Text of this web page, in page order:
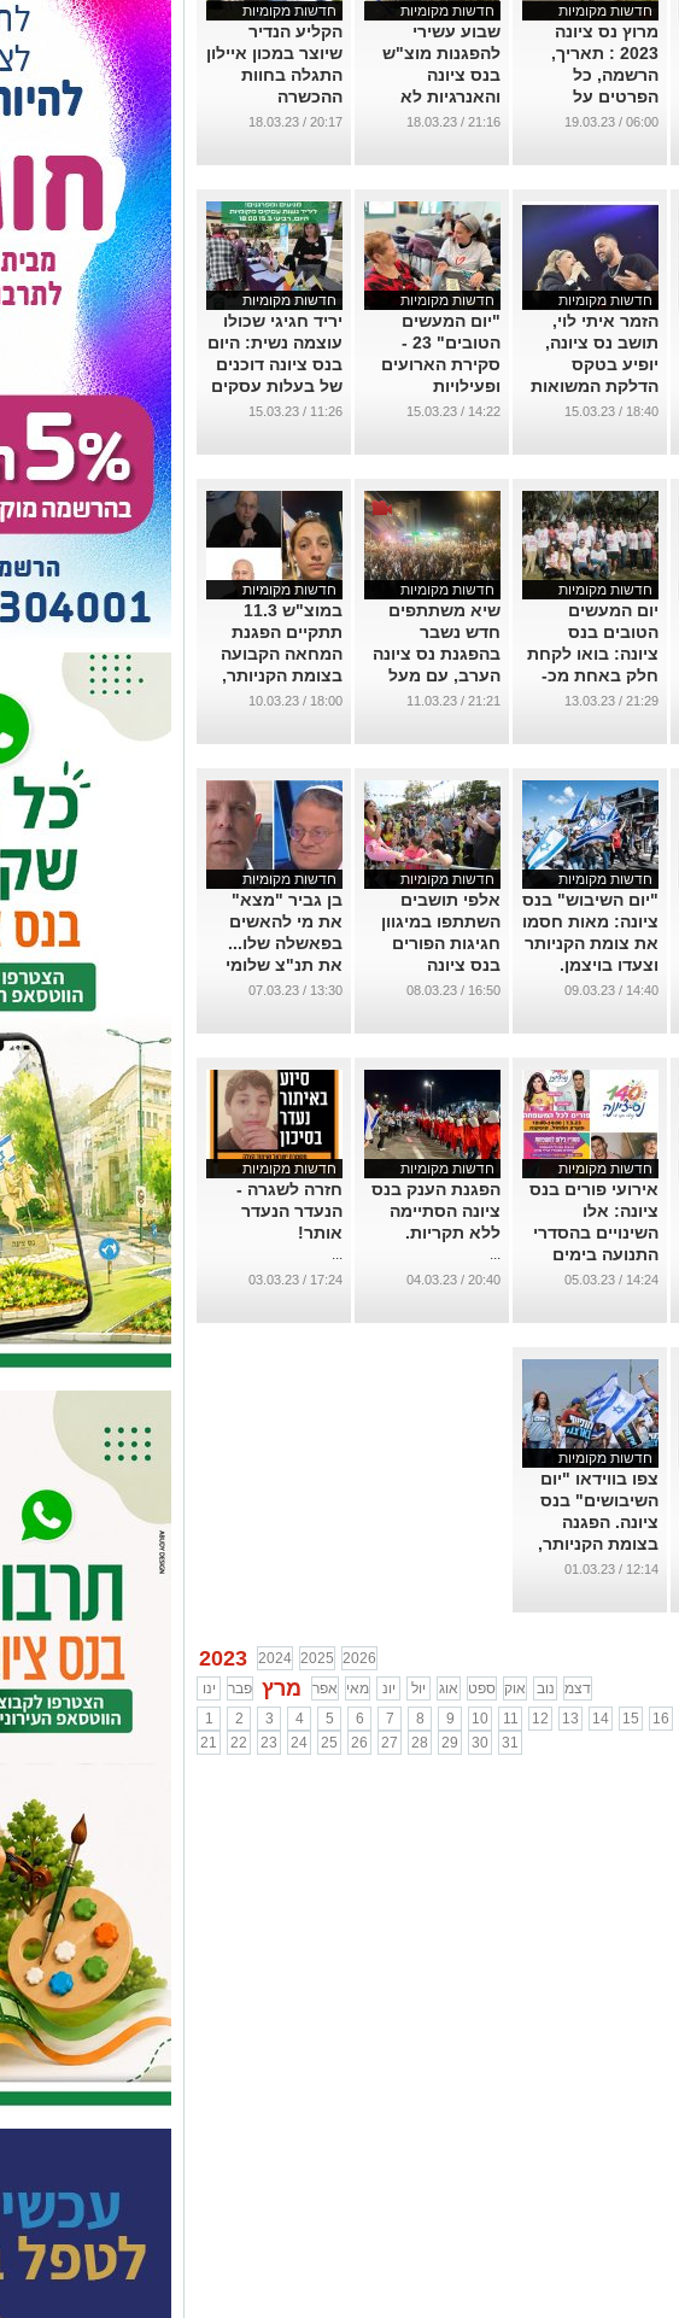
חדשות מקומיות
מרוץ נס ציונה
2023 : תאריך,
הרשמה, כל
הפרטים על
המרוץ ע"ש תא"ל
ז"ל
06:00 / 19.03.23
חדשות מקומיות
שבוע עשירי
להפגנות מוצ"ש
בנס ציונה
והאנרגיות לא
נגמרות, להיפך !
21:16 / 18.03.23
חדשות מקומיות
הקליע הנדיר
שיוצר במכון איילון
התגלה בחוות
ההכשרה
בירושלים
20:17 / 18.03.23
חדשות מקומיות
הזמר איתי לוי,
תושב נס ציונה,
יופיע בטקס
הדלקת המשואות
בפתיחת אירועי
ישראל
18:40 / 15.03.23
חדשות מקומיות
"יום המעשים
הטובים" 23 -
סקירת הארועים
ופעילויות
ההתנדבות בנס
...
14:22 / 15.03.23
חדשות מקומיות
יריד חגיגי שכולו
עוצמה נשית: היום
בנס ציונה דוכנים
של בעלות עסקים
מקומיות
11:26 / 15.03.23
חדשות מקומיות
יום המעשים
הטובים בנס
ציונה: בואו לקחת
חלק באחת מכ-
140 יוזמות למען
...
21:29 / 13.03.23
חדשות מקומיות
שיא משתתפים
חדש נשבר
בהפגנת נס ציונה
הערב, עם מעל
3,000 מפגינים !
21:21 / 11.03.23
חדשות מקומיות
במוצ"ש 11.3
תתקיים הפגנת
המחאה הקבועה
בצומת הקניותר,
עם שלישיית
...
18:00 / 10.03.23
חדשות מקומיות
"יום השיבוש" בנס
ציונה: מאות חסמו
את צומת הקניותר
וצעדו בויצמן.
...
14:40 / 09.03.23
חדשות מקומיות
אלפי תושבים
השתתפו במיגוון
חגיגות הפורים
בנס ציונה
...
16:50 / 08.03.23
חדשות מקומיות
בן גביר "מצא"
את מי להאשים
בפאשלה שלו...
את תנ"צ שלומי
שגיא מנס ציונה !
13:30 / 07.03.23
חדשות מקומיות
אירועי פורים בנס
ציונה: אלו
השינויים בהסדרי
התנועה בימים
הקרובים
14:24 / 05.03.23
חדשות מקומיות
הפגנת הענק בנס
ציונה הסתיימה
ללא תקריות.
...
20:40 / 04.03.23
חדשות מקומיות
חזרה לשגרה -
הנעדר הנעדר
אותר!
...
17:24 / 03.03.23
חדשות מקומיות
צפו בווידאו "יום
השיבושים" בנס
ציונה. הפגנה
בצומת הקניותר,
צעדה ברח' ויצמן
כבישים בעיר
12:14 / 01.03.23
2023 2024 2025 2026
ינו
פבר מרץ אפר מאי יונ יול אוג ספט אוק נוב
דצמ
1
2 3 4 5 6 7 8 9 10 11 12 13 14 15 16
21
22 23 24 25 26 27 28 29 30 31